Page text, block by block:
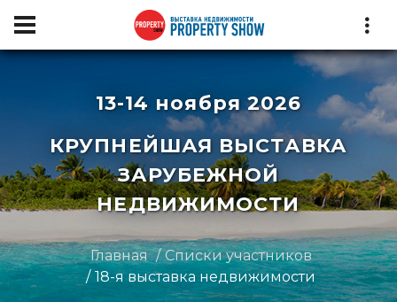
13-14 ноября 2026
КРУПНЕЙШАЯ ВЫСТАВКА
ЗАРУБЕЖНОЙ
НЕДВИЖИМОСТИ
Главная
Списки участников
18-я выставка недвижимости